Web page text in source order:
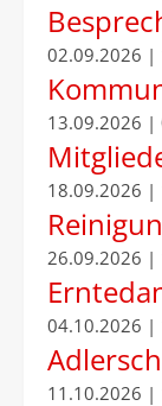
02.09.2026 |
13.09.2026 |
18.09.2026 |
26.09.2026 |
04.10.2026 |
11.10.2026 |